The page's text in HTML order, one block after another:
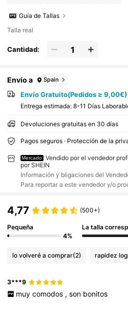
Guía de Tallas
Talla real
Cantidad:
Envío a Spain
Envío Gratuito(Pedidos ≥ 9,00€)
Entrega estimada: 8-11 Días
Devoluciones gratuitas en 30 días
Pagos seguros · Protección de la
Mercado
Vendido por el vendedor
por SHEIN
Información y bligaciones del
Para reportar a este vendedor y/o
4,77 (500+)
Pequeña
4%
La talla
lo volveré a comprar(2) rapidez
3***9
muy comodos , son bonitos